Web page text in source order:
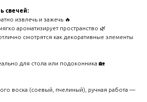
свечей:
извлечь и зажечь 🔥
ароматизирует пространство 🌿
смотрятся как декоративные элементы
для стола или подоконника 🏡
воска (соевый, пчелиный), ручная работа —